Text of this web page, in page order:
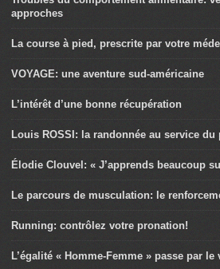
approches
La course à pied, prescrite par votre
VOYAGE: une aventure sud-américaine
L’intérêt d’une bonne récupération
Louis ROSSI: la randonnée au service du
Élodie Clouvel: « J’apprends beaucoup
Le parcours de musculation: le
Running: contrôlez votre pronation!
L’égalité « Homme-Femme » passe par